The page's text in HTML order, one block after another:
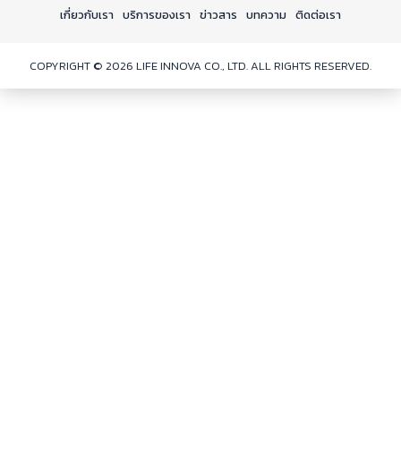
เกี่ยวกับเรา บริการของเรา ข่าวสาร บทความ ติดต่อเรา
COPYRIGHT © 2026 LIFE INNOVA CO., LTD. ALL RIGHTS RESERVED.